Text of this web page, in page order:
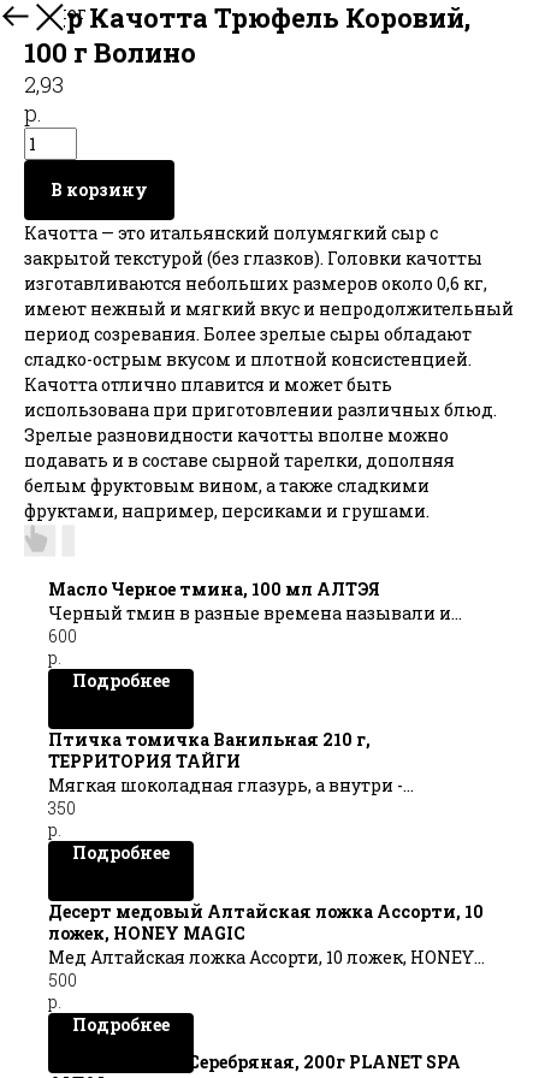
В каталог
Сыр Качотта Трюфель Коровий,
100 г Волино
2,93
р.
В корзину
Качотта — это итальянский полумягкий сыр с
закрытой текстурой (без глазков). Головки качотты
изготавливаются небольших размеров около 0,6 кг,
имеют нежный и мягкий вкус и непродолжительный
период созревания. Более зрелые сыры обладают
сладко-острым вкусом и плотной консистенцией.
Качотта отлично плавится и может быть
использована при приготовлении различных блюд.
Зрелые разновидности качотты вполне можно
подавать и в составе сырной тарелки, дополняя
белым фруктовым вином, а также сладкими
фруктами, например, персиками и грушами.
Масло Черное тмина, 100 мл АЛТЭЯ
Черный тмин в разные времена называли и
«золотом фараонов», и «семенем благословения»
в благодарность за его способности повышать
иммунитет, улучшать обмен веществ и
Объем: 100 мл
600
р.
Подробнее
Птичка томичка Ванильная 210 г,
ТЕРРИТОРИЯ ТАЙГИ
Мягкая шоколадная глазурь, а внутри -
нежнейшее суфле со вкусом ванили. Конфеты со
вкусом ванили, которым нет равных.
350
р.
Подробнее
Десерт медовый Алтайская ложка Ассорти, 10
ложек, HONEY MAGIC
Мед Алтайская ложка Ассорти, 10 ложек, HONEY
MAGIC
500
р.
Подробнее
Глина голубая Серебряная, 200г PLANET SPA